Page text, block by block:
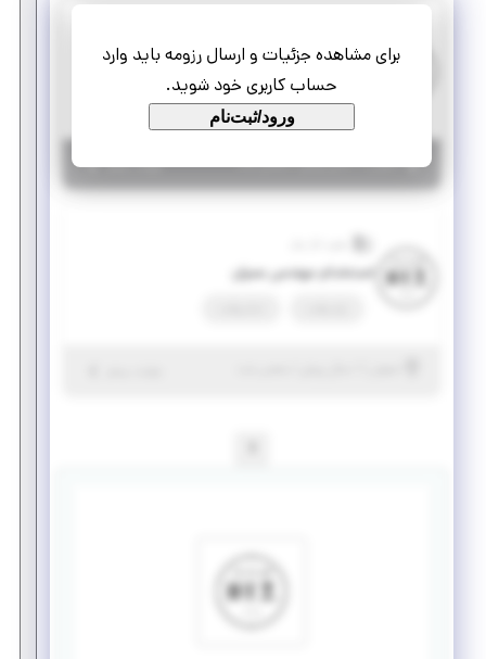
برای مشاهده جزئیات و ارسال رزومه باید وارد
حساب کاربری خود شوید.
ورود/ثبت‌نام
استخدام مهندس نقشه‌بردار
تمام وقت استخدام
اصفهان |۱ سال پیش | منقضی شده جزئیات بیشتر
استخدام مهندس عمران